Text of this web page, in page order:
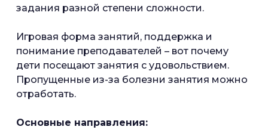
задания разной степени сложности.
Игровая форма занятий, поддержка и
понимание преподавателей – вот почему
дети посещают занятия с удовольствием.
Пропущенные из-за болезни занятия можно
отработать.
Основные направления: